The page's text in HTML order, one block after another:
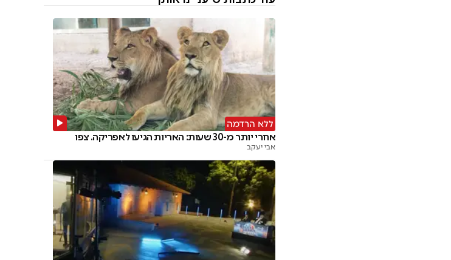
ללא הרדמה
אחרי יותר מ-30 שעות: האריות הגיעו לאפריקה. צפו
אבי יעקב